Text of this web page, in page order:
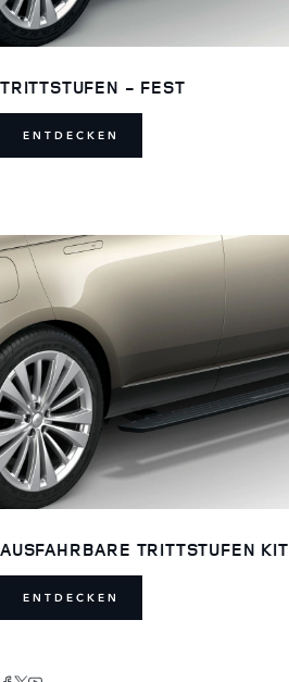
TRITTSTUFEN - FEST
ENTDECKEN
AUSFAHRBARE TRITTSTUFEN KIT
ENTDECKEN